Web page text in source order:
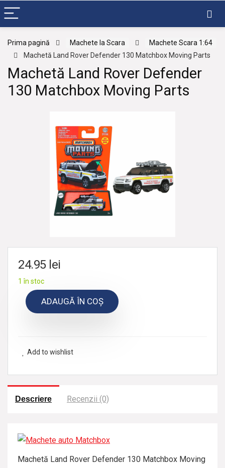
Prima pagină Machete la Scara
Machete Scara 1:64
Machetă Land Rover Defender 130 Matchbox Moving Parts
Machetă Land Rover Defender
130 Matchbox Moving Parts
24.95 lei
1 în stoc
ADAUGĂ ÎN COȘ
Add to wishlist
Descriere Recenzii (0)
Machetă Land Rover Defender 130 Matchbox Moving